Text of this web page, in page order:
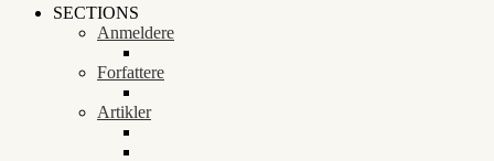
SECTIONS
Anmeldere
Forfattere
Artikler